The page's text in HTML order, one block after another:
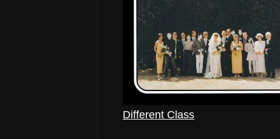
Different Class